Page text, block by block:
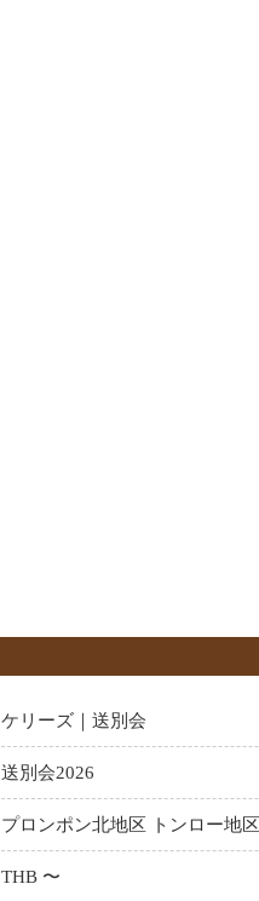
ケリーズ｜送別会
送別会2026
プロンポン北地区 トンロー地区
THB 〜